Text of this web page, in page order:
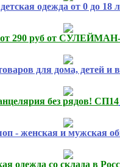
одежда от 0 до 18
от 290 руб от
для дома, детей и
без рядов! СП14
- женская и мужская
одежда со склада в